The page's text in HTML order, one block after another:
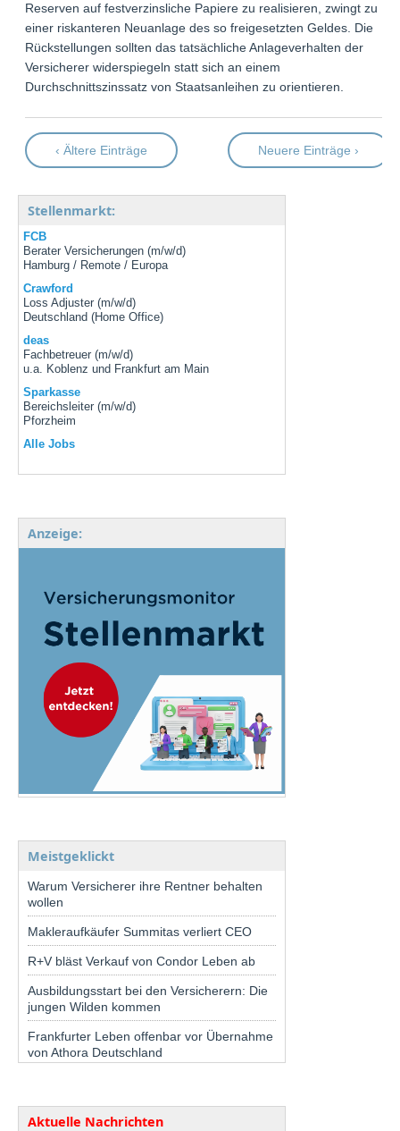
Reserven auf festverzinsliche Papiere zu realisieren, zwingt zu
einer riskanteren Neuanlage des so freigesetzten Geldes. Die
Rückstellungen sollten das tatsächliche Anlageverhalten der
Versicherer widerspiegeln statt sich an einem
Durchschnittszinssatz von Staatsanleihen zu orientieren.
‹ Ältere Einträge Neuere Einträge ›
Stellenmarkt:
FCB
Berater Versicherungen (m/w/d)
Hamburg / Remote / Europa
Crawford
Loss Adjuster (m/w/d)
Deutschland (Home Office)
deas
Fachbetreuer (m/w/d)
u.a. Koblenz und Frankfurt am Main
Sparkasse
Bereichsleiter (m/w/d)
Pforzheim
Alle Jobs
Anzeige:
Meistgeklickt
Warum Versicherer ihre Rentner behalten
wollen
Makleraufkäufer Summitas verliert CEO
R+V bläst Verkauf von Condor Leben ab
Ausbildungsstart bei den Versicherern: Die
jungen Wilden kommen
Frankfurter Leben offenbar vor Übernahme
von Athora Deutschland
Aktuelle Nachrichten